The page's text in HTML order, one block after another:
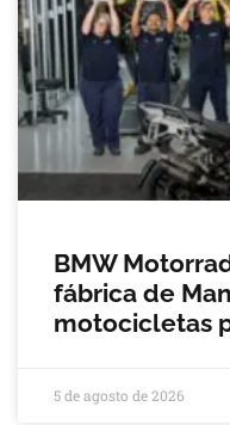
BMW
fábrica de
motocicletas
5 de agosto de 2026